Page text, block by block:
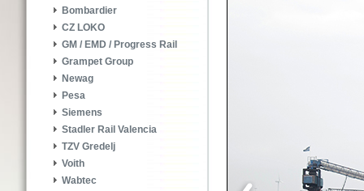
Bombardier
CZ LOKO
GM / EMD / Progress Rail
Grampet Group
Newag
Pesa
Siemens
Stadler Rail Valencia
TZV Gredelj
Voith
Wabtec